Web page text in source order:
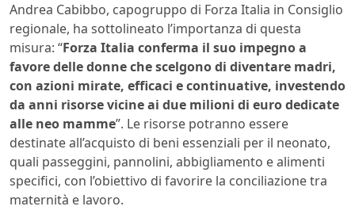
Andrea Cabibbo, capogruppo di Forza Italia in Consiglio
regionale, ha sottolineato l’importanza di questa
misura: “Forza Italia conferma il suo impegno a
favore delle donne che scelgono di diventare madri,
con azioni mirate, efficaci e continuative, investendo
da anni risorse vicine ai due milioni di euro dedicate
alle neo mamme”. Le risorse potranno essere
destinate all’acquisto di beni essenziali per il neonato,
quali passeggini, pannolini, abbigliamento e alimenti
specifici, con l’obiettivo di favorire la conciliazione tra
maternità e lavoro.